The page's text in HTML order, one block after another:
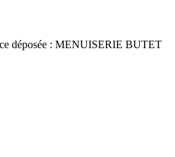
déposée : MENUISERIE BUTET